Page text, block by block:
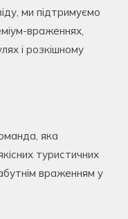
ми підтримуємо
враженнях,
і розкішному
яка
туристичних
враженням у